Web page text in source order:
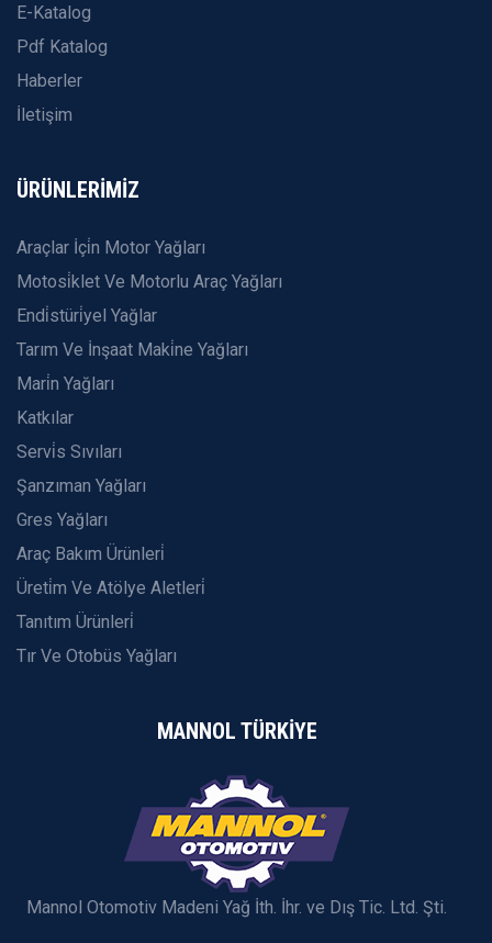
E-Katalog
Pdf Katalog
Haberler
İletişim
ÜRÜNLERİMİZ
Araçlar İçi̇n Motor Yağları
Motosi̇klet Ve Motorlu Araç Yağları
Endi̇stüri̇yel Yağlar
Tarım Ve İnşaat Maki̇ne Yağları
Mari̇n Yağları
Katkılar
Servi̇s Sıvıları
Şanzıman Yağları
Gres Yağları
Araç Bakım Ürünleri̇
Üreti̇m Ve Atölye Aletleri̇
Tanıtım Ürünleri̇
Tır Ve Otobüs Yağları
MANNOL TÜRKİYE
Mannol Otomotiv Madeni Yağ İth. İhr. ve Dış Tic. Ltd. Şti.